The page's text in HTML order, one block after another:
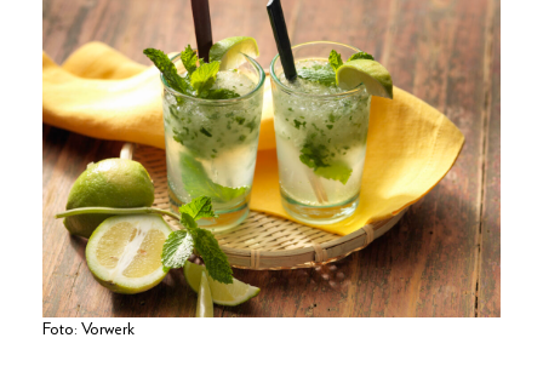
Foto: Vorwerk